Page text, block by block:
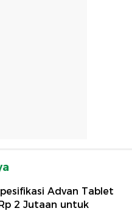
Advan Tablet
2 Jutaan untuk